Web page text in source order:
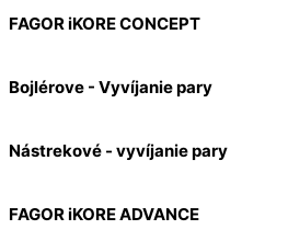
FAGOR iKORE CONCEPT
Bojlérove - Vyvíjanie pary
Nástrekové - vyvíjanie pary
FAGOR iKORE ADVANCE